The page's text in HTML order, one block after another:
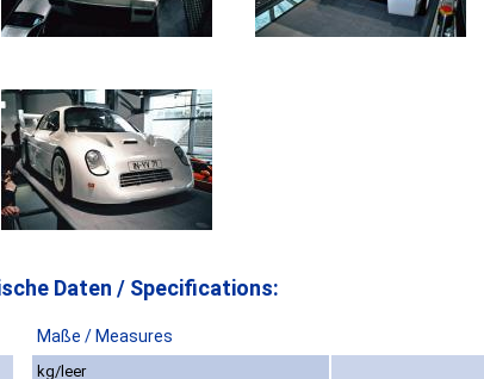
Daten / Specifications:
Maße / Measures
kg/leer